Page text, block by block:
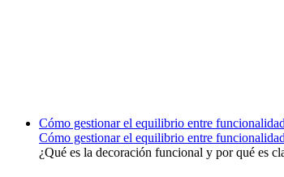
Cómo gestionar el equilibrio entre
Cómo gestionar el equilibrio entre
¿Qué es la decoración funcional y por qué es